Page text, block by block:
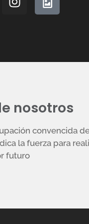
nosotros
convencida
la fuerza para
futuro